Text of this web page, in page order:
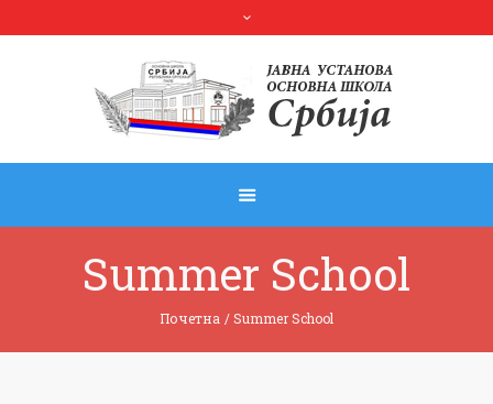
Summer School
Почетна /Summer School